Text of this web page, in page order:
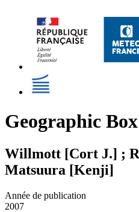
Geographic
Willmott [Cort J.] ;
Matsuura [Kenji]
Année de publication
2007